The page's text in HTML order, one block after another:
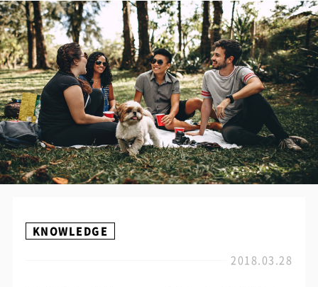
KNOWLEDGE
2018.03.28